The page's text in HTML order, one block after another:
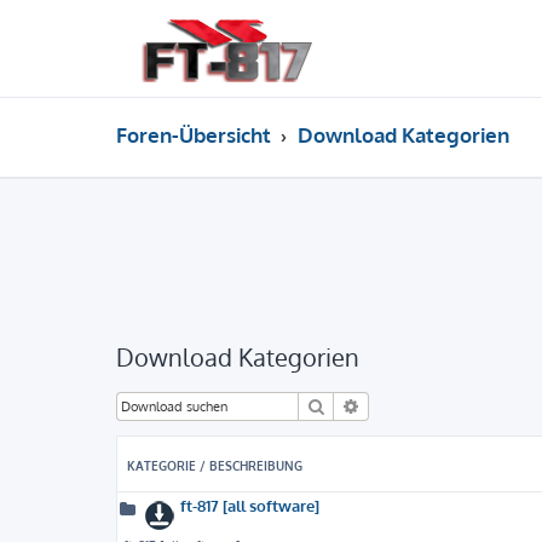
Foren-Übersicht Download Kategorien
Download Kategorien
Suche
KATEGORIE / BESCHREIBUNG
ft-817 [all software]